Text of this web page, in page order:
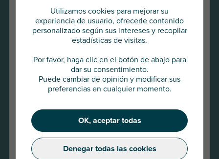
Va a acceder al
AU Group Global
Pulse abajo para continuar o elija
otro país
Continuar
Cambiar de país
Utilizamos cookies para mejorar su
experiencia de usuario, ofrecerle contenido
personalizado según sus intereses y recopilar
estadísticas de visitas.
Por favor, haga clic en el botón de abajo para
dar su consentimiento.
Puede cambiar de opinión y modificar sus
preferencias en cualquier momento.
OK, aceptar todas
Denegar todas las cookies